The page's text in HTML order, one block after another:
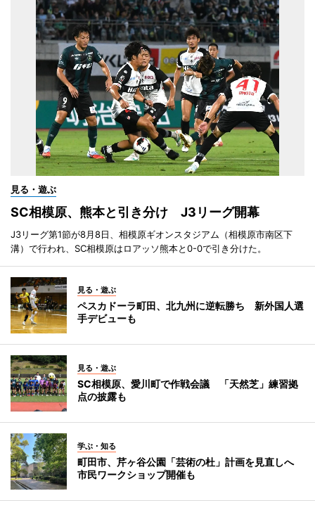
見る・遊ぶ
SC相模原、熊本と引き分け J3リーグ開幕
J3リーグ第1節が8月8日、相模原ギオンスタジアム（相模原市南区下
溝）で行われ、SC相模原はロアッソ熊本と0-0で引き分けた。
見る・遊ぶ
ペスカドーラ町田、北九州に逆転勝ち 新外国人選
手デビューも
見る・遊ぶ
SC相模原、愛川町で作戦会議 「天然芝」練習拠
点の披露も
学ぶ・知る
町田市、芹ヶ谷公園「芸術の杜」計画を見直しへ
市民ワークショップ開催も